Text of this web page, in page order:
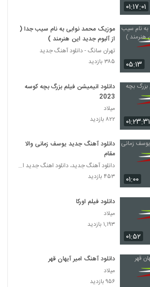
۰۱:۱۷:۰۱
۰۵:۱۳
موزیک محمد نوابی به نام سیب جدا (
از آلبوم جدید این هنرمند )
تهران سانگ - دانلود آهنگ جدید
۳۸۵ بازدید
۰۱:۲۳:۳۱
دانلود انیمیشن فیلم بزرگ بچه‌ کوسه
2023
میلاد
۸۲۲ بازدید
۰۱:۰۰
دانلود آهنگ جدید یوسف زمانی والا
مقام
دانلود آهنگ جدید، دانلود اهنگ جدید ایرانی
۴۵۳ بازدید
۰۱:۵۲
دانلود فیلم اورکا
میلاد
۱,۱۹۳ بازدید
دانلود آهنگ امیر آیهان قهر
میلاد
۹۵۶ بازدید